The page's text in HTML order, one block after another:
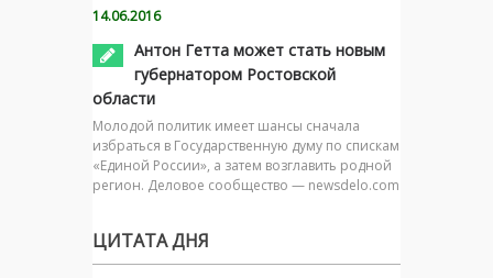
14.06.2016
Антон Гетта может стать новым
губернатором Ростовской
области
Молодой политик имеет шансы сначала
избраться в Государственную думу по спискам
«Единой России», а затем возглавить родной
регион. Деловое сообщество — newsdelo.com
ЦИТАТА ДНЯ